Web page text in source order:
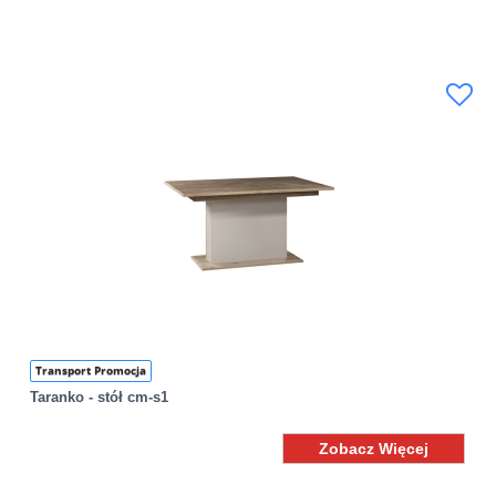
Transport Promocja
Taranko - stół cm-s1
Zobacz Więcej